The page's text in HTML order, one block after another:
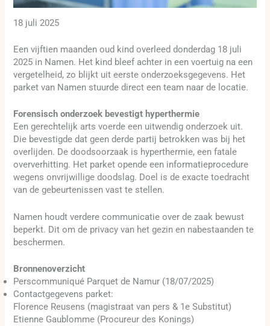
18 juli 2025
Een vijftien maanden oud kind overleed donderdag 18 juli
2025 in Namen. Het kind bleef achter in een voertuig na een
vergetelheid, zo blijkt uit eerste onderzoeksgegevens. Het
parket van Namen stuurde direct een team naar de locatie.
Forensisch onderzoek bevestigt hyperthermie
Een gerechtelijk arts voerde een uitwendig onderzoek uit.
Die bevestigde dat geen derde partij betrokken was bij het
overlijden. De doodsoorzaak is hyperthermie, een fatale
oververhitting. Het parket opende een informatieprocedure
wegens onvrijwillige doodslag. Doel is de exacte toedracht
van de gebeurtenissen vast te stellen.
Namen houdt verdere communicatie over de zaak bewust
beperkt. Dit om de privacy van het gezin en nabestaanden te
beschermen.
Bronnenoverzicht
Perscommuniqué Parquet de Namur (18/07/2025)
Contactgegevens parket:
Florence Reusens (magistraat van pers & 1e Substitut)
Etienne Gaublomme (Procureur des Konings)